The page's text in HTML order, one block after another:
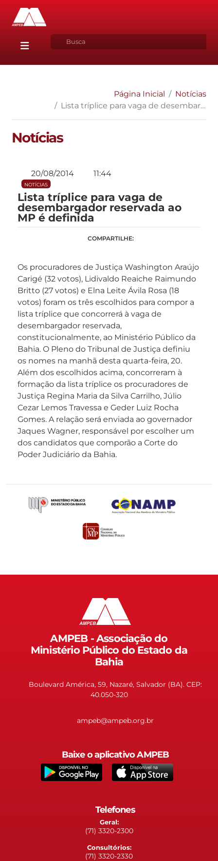
Página Inicial
Notícias
Lista tríplice para vaga de desembargador reservada ao MP é definida
Notícias
20/08/2014 11:44
NOTÍCIAS
Lista tríplice para vaga de
desembargador reservada ao
MP é definida
COMPARTILHE:
Os procuradores de Justiça Washington Araújo
Carigé (32 votos), Lidivaldo Reaiche Raimundo
Britto (27 votos) e Elna Leite Ávila Rosa (18
votos) foram os três escolhidos para compor a
lista tríplice que concorrerá à vaga de
desembargador reservada,
constitucionalmente, ao Ministério Público da
Bahia. O Pleno do Tribunal de Justiça definiu
os nomes na manhã desta quarta-feira, 20.
Além dos escolhidos acima, concorreram à
formação da lista tríplice os procuradores de
Justiça Regina Maria da Silva Carrilho, Júlio
Cezar Lemos Travessa e Geder Luiz Rocha
Gomes. A relação será enviada ao governador
Jaques Wagner, responsável por escolher um
dos candidatos que comporão a Corte do
Poder Judiciário da Bahia.
AMPEB - Associação do
Ministério Público do Estado da
Bahia
Boulevard América, 59, Nazaré, Salvador (BA). CEP:
40.050-320
ampeb@ampeb.org.br
Baixe o aplicativo AMPEB
Telefones
Geral:
(71) 3320-2300
Consultórios:
(71) 3320-2330